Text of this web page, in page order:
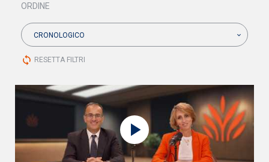
ORDINE
CRONOLOGICO
sync RESETTA FILTRI